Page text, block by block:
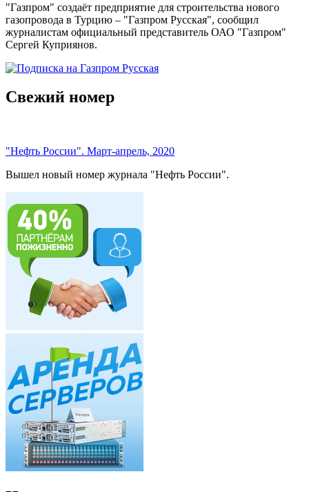
"Газпром" создаёт предприятие для строительства нового
газопровода в Турцию – "Газпром Русская", сообщил
журналистам официальный представитель ОАО "Газпром"
Сергей Куприянов.
Свежий номер
"Нефть России". Март-апрель, 2020
Вышел новый номер журнала "Нефть России".